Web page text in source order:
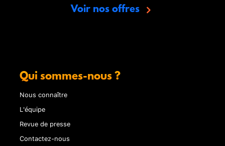
Voir nos offres
Qui sommes-nous ?
Nous connaître
L'équipe
Revue de presse
Contactez-nous